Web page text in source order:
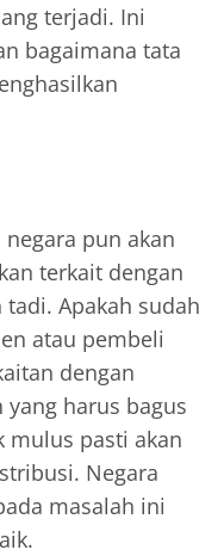
terjadi. Ini
bagaimana tata
pun akan
terkait dengan
Apakah sudah
atau pembeli
dengan
harus bagus
mulus pasti akan
Negara
masalah ini